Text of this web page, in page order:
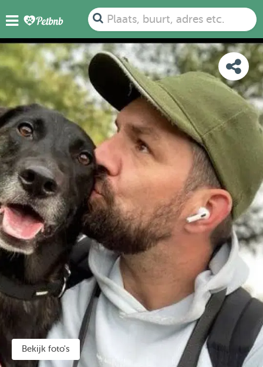
Plaats, buurt, adres etc.
FOTO'S DETAILS BESCHIKBAARHEID
KAART
Bekijk foto's